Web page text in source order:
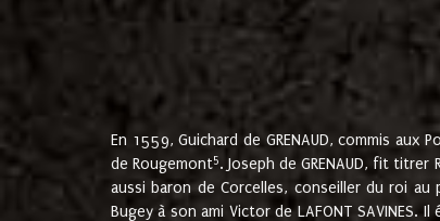
En 1559, Guichard de GRENAUD, commis
de Rougemont5. Joseph de GRENAUD, fit
aussi baron de Corcelles, conseiller du roi
Bugey à son ami Victor de LAFONT